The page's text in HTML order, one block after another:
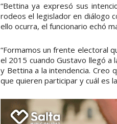
“Bettina ya expresó sus
rodeos el legislador en diálogo
ello ocurra, el funcionario echó
“Formamos un frente electoral
el 2015 cuando Gustavo llegó a
y Bettina a la intendencia. Creo
que quieren participar y cuál es